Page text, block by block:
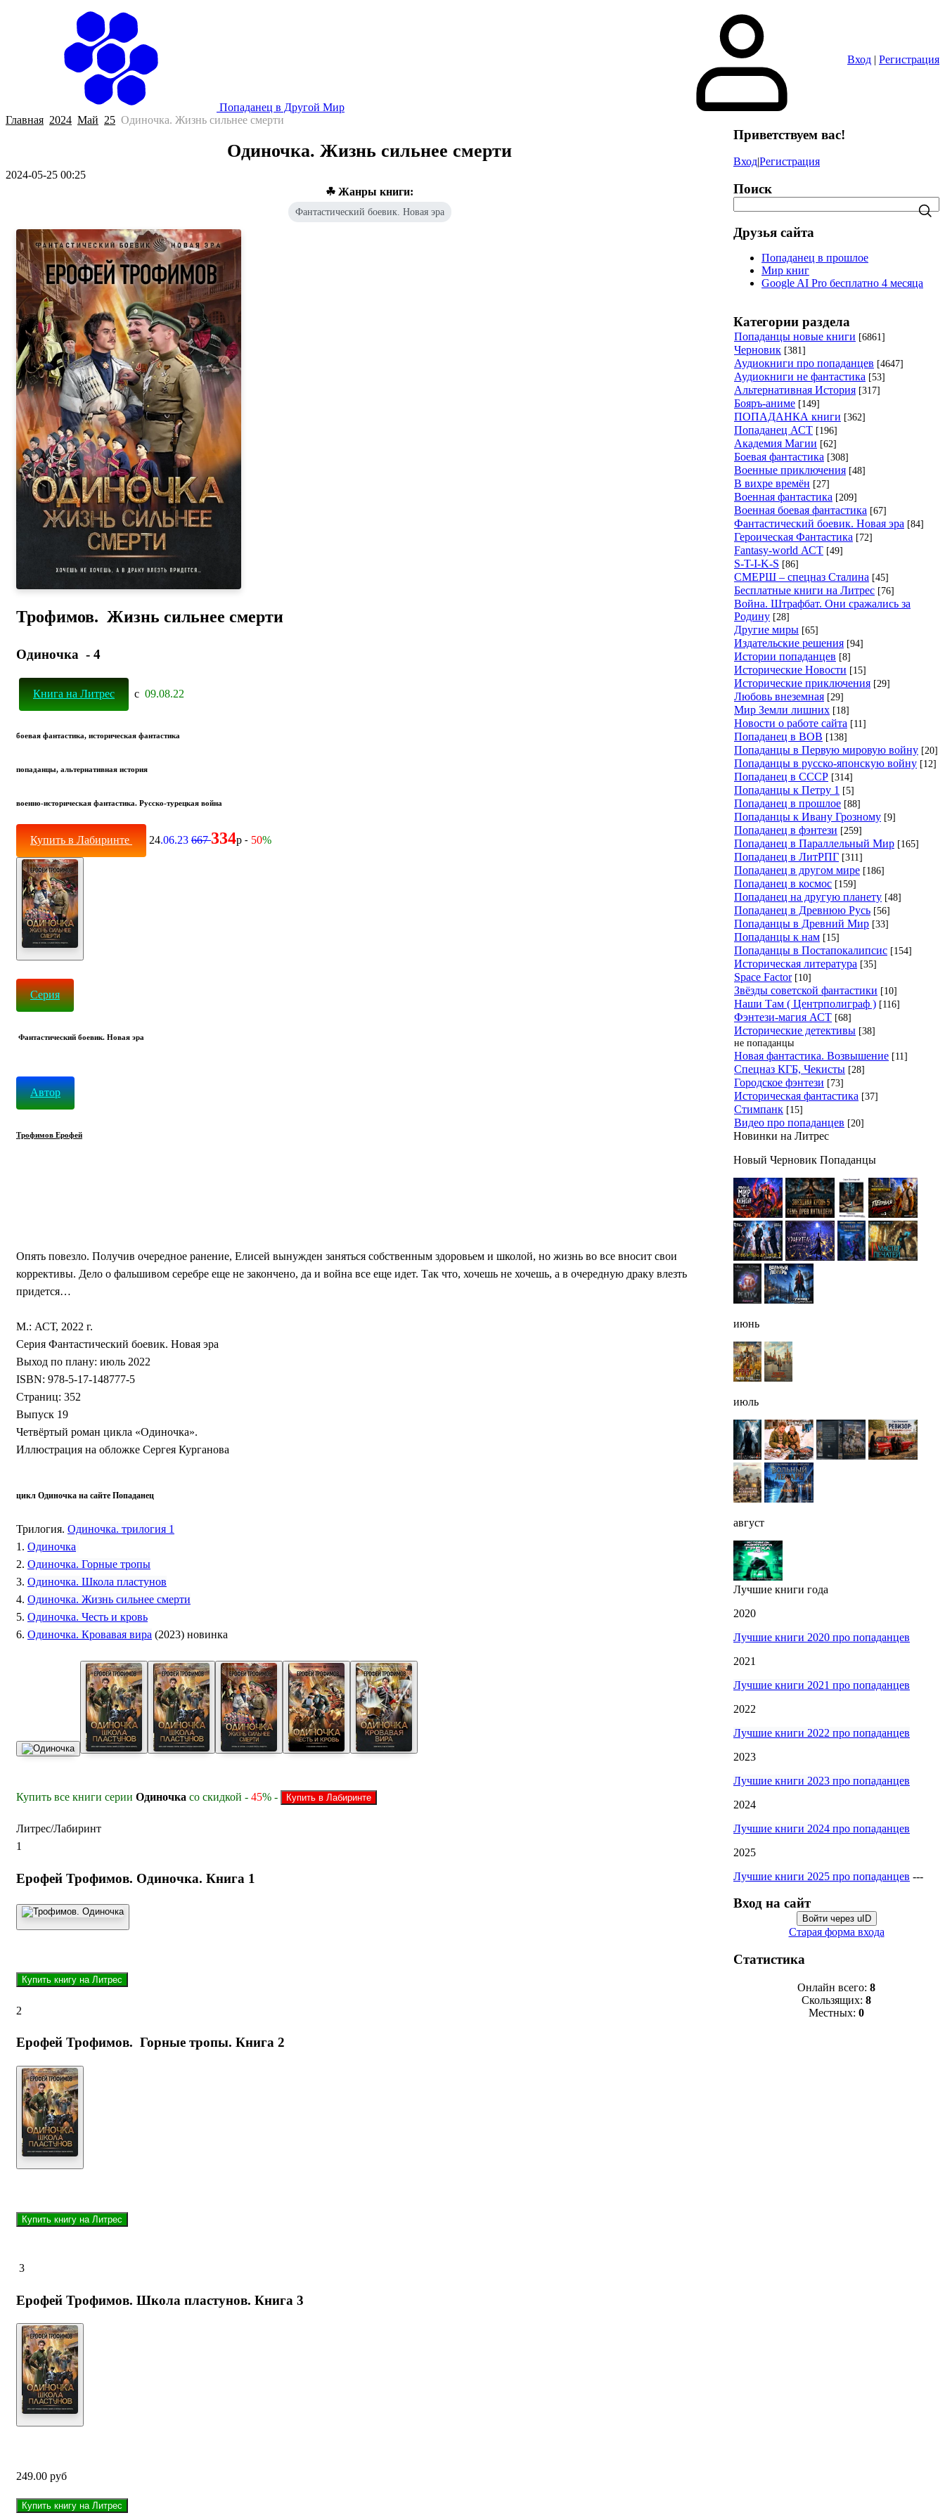
Попаданец в Другой Мир
Вход | Регистрация
Главная 2024 Май 25 Одиночка. Жизнь сильнее смерти
Одиночка. Жизнь сильнее смерти
2024-05-25 00:25
☘ Жанры книги:
Фантастический боевик. Новая эра
Трофимов. Жизнь сильнее смерти
Одиночка - 4
Книга на Литрес с 09.08.22
боевая фантастика, историческая фантастика
попаданцы, альтернативная история
военно-историческая фантастика. Русско-турецкая война
Купить в Лабиринте 24.06.23 667334р - 50%
Cерия
Фантастический боевик. Новая эра
Автор
Трофимов Ерофей
Опять повезло. Получив очередное ранение, Елисей вынужден заняться собственным здоровьем и школой, но жизнь во все вносит свои
коррективы. Дело о фальшивом серебре еще не закончено, да и война все еще идет. Так что, хочешь не хочешь, а в очередную драку влезть
придется…
М.: АСТ, 2022 г.
Серия Фантастический боевик. Новая эра
Выход по плану: июль 2022
ISBN: 978-5-17-148777-5
Страниц: 352
Выпуск 19
Четвёртый роман цикла «Одиночка».
Иллюстрация на обложке Сергея Курганова
цикл Одиночка на сайте Попаданец
Трилогия. Одиночка. трилогия 1
1. Одиночка
2. Одиночка. Горные тропы
3. Одиночка. Школа пластунов
4. Одиночка. Жизнь сильнее смерти
5. Одиночка. Честь и кровь
6. Одиночка. Кровавая вира (2023) новинка
Купить все книги серии Одиночка со скидкой - 45% -
Литрес/Лабиринт
1
Ерофей Трофимов. Одиночка. Книга 1
2
Ерофей Трофимов. Горные тропы. Книга 2
3
Ерофей Трофимов. Школа пластунов. Книга 3
249.00 руб
Приветствуем вас!
Вход|Регистрация
Поиск
Друзья сайта
Попаданец в прошлое
Мир книг
Google AI Pro бесплатно 4 месяца
Категории раздела
Попаданцы новые книги [6861]
Черновик [381]
Аудиокниги про попаданцев [4647]
Аудиокниги не фантастика [53]
Альтернативная История [317]
Бояръ-аниме [149]
ПОПАДАНКА книги [362]
Попаданец АСТ [196]
Академия Магии [62]
Боевая фантастика [308]
Военные приключения [48]
В вихре времён [27]
Военная фантастика [209]
Военная боевая фантастика [67]
Фантастический боевик. Новая эра [84]
Героическая Фантастика [72]
Fantasy-world АСТ [49]
S-T-I-K-S [86]
СМЕРШ – спецназ Сталина [45]
Бесплатные книги на Литрес [76]
Война. Штрафбат. Они сражались за
Родину [28]
Другие миры [65]
Издательские решения [94]
Истории попаданцев [8]
Исторические Новости [15]
Исторические приключения [29]
Любовь внеземная [29]
Мир Земли лишних [18]
Новости о работе сайта [11]
Попаданец в ВОВ [138]
Попаданцы в Первую мировую войну [20]
Попаданцы в русско-японскую войну [12]
Попаданец в СССР [314]
Попаданцы к Петру 1 [5]
Попаданец в прошлое [88]
Попаданцы к Ивану Грозному [9]
Попаданец в фэнтези [259]
Попаданец в Параллельный Мир [165]
Попаданец в ЛитРПГ [311]
Попаданец в другом мире [186]
Попаданец в космос [159]
Попаданец на другую планету [48]
Попаданец в Древнюю Русь [56]
Попаданцы в Древний Мир [33]
Попаданцы к нам [15]
Попаданцы в Постапокалипсис [154]
Историческая литература [35]
Space Factor [10]
Звёзды советской фантастики [10]
Наши Там ( Центрполиграф ) [116]
Фэнтези-магия АСТ [68]
Исторические детективы [38]
не попаданцы
Новая фантастика. Возвышение [11]
Спецназ КГБ, Чекисты [28]
Городское фэнтези [73]
Историческая фантастика [37]
Стимпанк [15]
Видео про попаданцев [20]
Новинки на Литрес
Новый Черновик Попаданцы
июнь
июль
август
Лучшие книги года
2020
Лучшие книги 2020 про попаданцев
2021
Лучшие книги 2021 про попаданцев
2022
Лучшие книги 2022 про попаданцев
2023
Лучшие книги 2023 про попаданцев
2024
Лучшие книги 2024 про попаданцев
2025
Лучшие книги 2025 про попаданцев ---
Вход на сайт
Войти через uID
Старая форма входа
Статистика
Онлайн всего: 8
Скользящих: 8
Местных: 0